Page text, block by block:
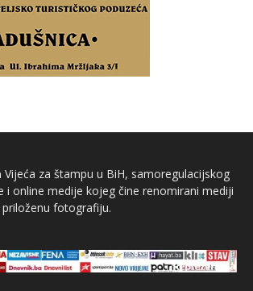
Vijeća za štampu u BiH, samoregulacijskog
i online medije kojeg čine renomirani mediji
fotografiju.